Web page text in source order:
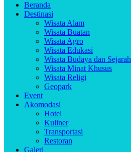
Beranda
Destinasi
Wisata Alam
Wisata Buatan
Wisata Agro
Wisata Edukasi
Wisata Budaya dan Sejarah
Wisata Minat Khusus
Wisata Religi
Geopark
Event
Akomodasi
Hotel
Kuliner
Transportasi
Restoran
Galeri